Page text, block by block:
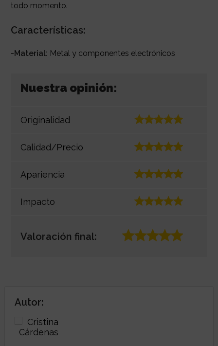
todo momento.
Características:
-Material: Metal y componentes electrónicos
Nuestra opinión:
Originalidad
Calidad/Precio
Apariencia
Impacto
Valoración final:
Autor: